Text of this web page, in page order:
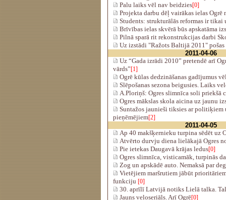
Palu laiks vēl nav beidzies[0]
Projekta darbu dēļ vairākas ielas Ogrē
Students: strukturālās reformas ir tikai
Brīvības ielas skvērā būs apskatāma
Pilnā sparā rit rekonstrukcijas darbi
Uz izstādi "Ražots Baltijā 2011" pošas
2011-04-06
Uz “Gada izrādi 2010” pretendē arī
vārds”[1]
Ogrē kūlas dedzināšanas gadījumus
Slēpošanas sezona beigusies. Laiks
A.Ploriņš: Ogres slimnīca soli priekšā
Ogres mākslas skola aicina uz jaunu
Suntažos jaunieši tiksies ar politiķiem
pieņēmējiem[2]
2011-04-05
Ap 40 makšķernieku turpina sēdēt uz
Atvērto durvju diena lielākajā Ogres
Pie ietekas Daugavā krājas ledus[0]
Ogres slimnīca, visticamāk, turpinās
Zog un apskādē auto. Nemaksā par
Vietējiem maršrutiem jābūt
funkciju [0]
30. aprīlī Latvijā notiks Lielā talka.
Jauns veloseriāls. Arī Ogrē[0]